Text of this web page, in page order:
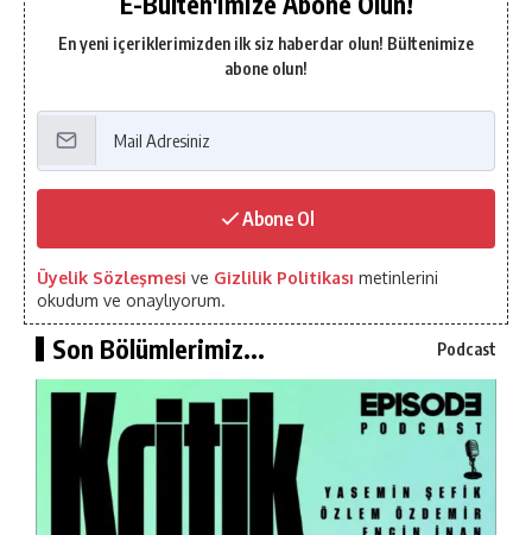
En yeni içeriklerimizden ilk siz haberdar olun! Bültenimize
abone olun!
Abone Ol
Üyelik Sözleşmesi ve Gizlilik Politikası metinlerini
okudum ve onaylıyorum.
Son Bölümlerimiz... Podcast